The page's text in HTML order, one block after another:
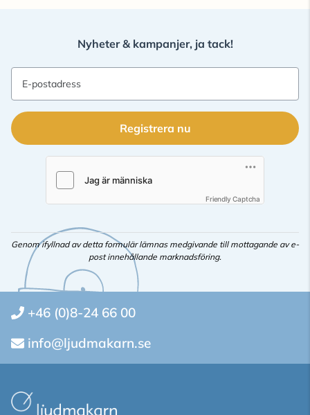
Nyheter & kampanjer, ja tack!
E-postadress
Registrera nu
Friendly Captcha
Genom ifyllnad av detta formulär lämnas medgivande till mottagande av e-
post innehållande marknadsföring.
+46 (0)8-24 66 00
info@ljudmakarn.se